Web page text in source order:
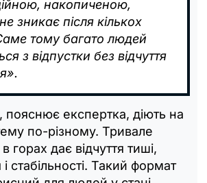
накопиченою,
зникає після кількох
тому багато людей
з відпустки без відчуття
пояснює експертка, діють на
по-різному. Тривале
горах дає відчуття тиші,
стабільності. Такий формат